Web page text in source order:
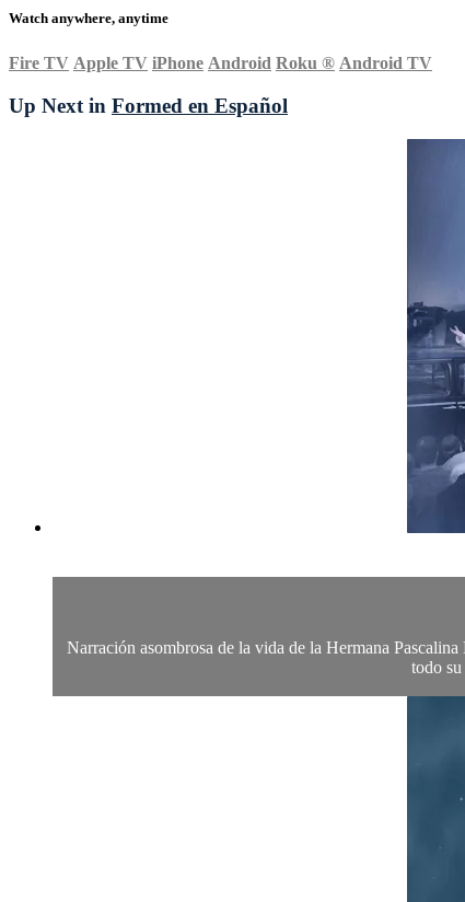
Watch anywhere, anytime
Fire TV Apple TV iPhone Android Roku ® Android TV
Up Next in Formed en Español
Narración asombrosa de la vida de la Hermana
todo